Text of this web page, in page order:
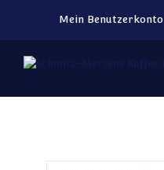
Mein Benutzerkonto